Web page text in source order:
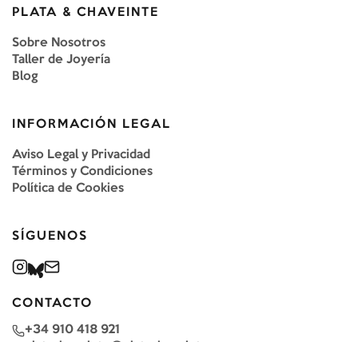
PLATA & CHAVEINTE
Sobre Nosotros
Taller de Joyería
Blog
INFORMACIÓN LEGAL
Aviso Legal y Privacidad
Términos y Condiciones
Política de Cookies
SÍGUENOS
CONTACTO
+34 910 418 921